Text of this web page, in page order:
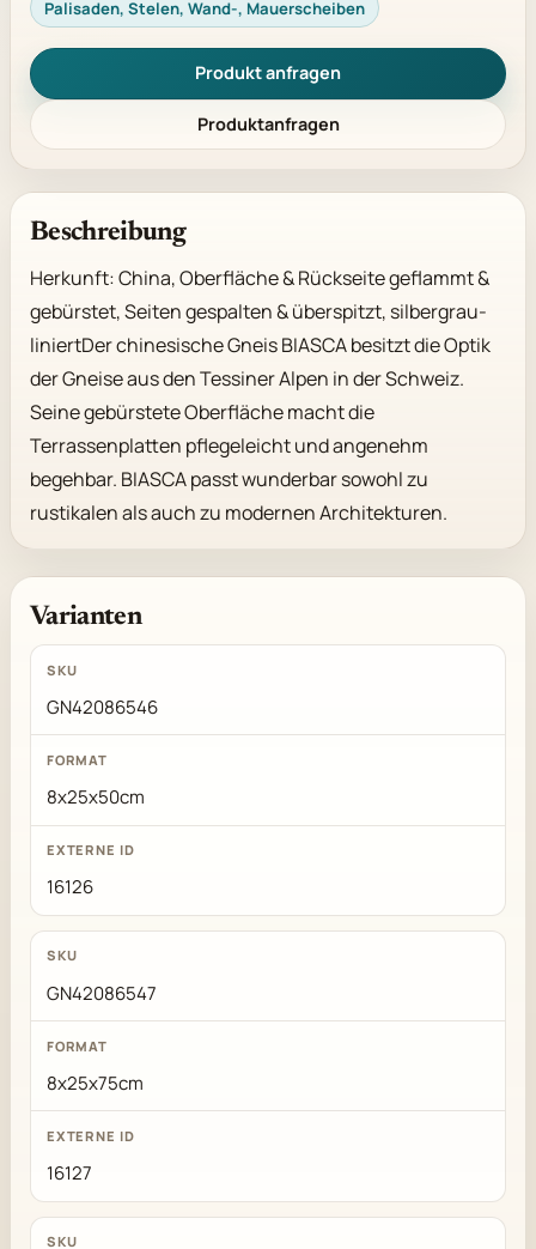
Palisaden, Stelen, Wand-, Mauerscheiben
Produkt anfragen
Produktanfragen
Beschreibung
Herkunft: China, Oberfläche & Rückseite geflammt &
gebürstet, Seiten gespalten & überspitzt, silbergrau-
liniertDer chinesische Gneis BIASCA besitzt die Optik
der Gneise aus den Tessiner Alpen in der Schweiz.
Seine gebürstete Oberfläche macht die
Terrassenplatten pflegeleicht und angenehm
begehbar. BIASCA passt wunderbar sowohl zu
rustikalen als auch zu modernen Architekturen.
Varianten
GN42086546
8x25x50cm
16126
GN42086547
8x25x75cm
16127